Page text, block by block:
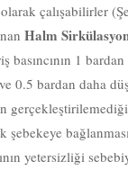
olarak çalışabilirler
Halm
basıncının 1
0.5 bardan daha
şebekeye
yetersizliği